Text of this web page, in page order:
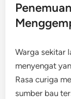
Warga sekitar
menyengat
Rasa curiga
sumber bau